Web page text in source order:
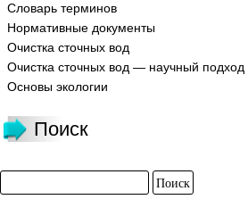
Словарь терминов
Нормативные документы
Очистка сточных вод
Очистка сточных вод — научный подход
Основы экологии
Поиск